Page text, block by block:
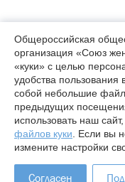
16+
© wuor.ru Использование
при указании ссылки на
Правовая информация
Карта сайта
Лицензия СМИ Эл №
Общероссийская
организация «Союз
«куки» с целью
удобства пользования
собой небольшие
предыдущих
использовать наш
файлов куки . Если вы
измените настройки
Согласен